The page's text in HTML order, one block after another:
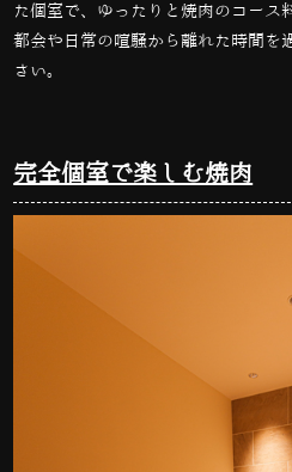
た個室で、ゆったりと焼肉のコース
都会や日常の喧騒から離れた時間を
さい。
完全個室で楽しむ焼肉